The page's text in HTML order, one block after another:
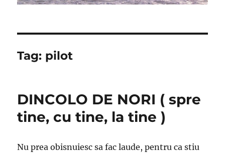
Tag: pilot
DINCOLO DE NORI ( spre
tine, cu tine, la tine )
Nu prea obisnuiesc sa fac laude, pentru ca stiu